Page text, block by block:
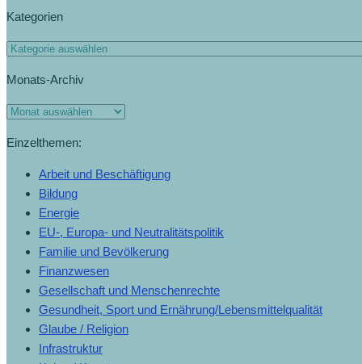
Kategorien
Monats-Archiv
Einzelthemen:
Arbeit und Beschäftigung
Bildung
Energie
EU-, Europa- und Neutralitätspolitik
Familie und Bevölkerung
Finanzwesen
Gesellschaft und Menschenrechte
Gesundheit, Sport und Ernährung/Lebensmittelqualität
Glaube / Religion
Infrastruktur